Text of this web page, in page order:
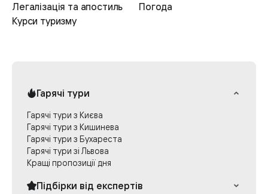
Легалізація та апостиль
Курси туризму
Погода
Гарячі тури
Гарячі тури з Києва
Гарячі тури з Кишинева
Гарячі тури з Бухареста
Гарячі тури зі Львова
Кращі пропозиції дня
Підбірки від експертів